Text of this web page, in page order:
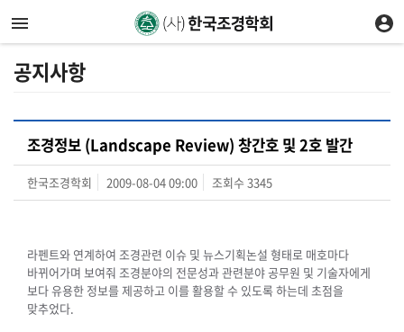
공지사항
조경정보 (Landscape Review) 창간호 및 2호 발간
한국조경학회 2009-08-04 09:00 조회수 3345
라펜트와 연계하여 조경관련 이슈 및 뉴스기획논설 형태로 매호마다
바뀌어가며 보여줘 조경분야의 전문성과 관련분야 공무원 및 기술자에게
보다 유용한 정보를 제공하고 이를 활용할 수 있도록 하는데 초점을
맞추었다.